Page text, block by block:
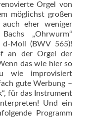
Orgel von
möglichst großen
eher weniger
„Ohrwurm“
Moll (BWV 565)!
an der Orgel der
das wie hier so
wie improvisiert
gute Werbung –
für das Instrument
Und ein
Programm